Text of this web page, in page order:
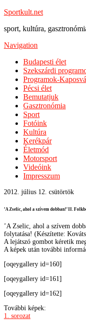
Sportkult.net
sport, kultúra,
Navigation
Budapesti élet
Szekszárdi
Programok-
Pécsi élet
Bemutatjuk
Gasztronómia
Sport
Fotóink
Kultúra
Kerékpár
Életmód
Motorsport
Videóink
Impresszum
2012. július 12. csütörtök
’A Zselic, ahol a szívem dobban!’ II.
’A Zselic, ahol a szívem
folytatása! (Készítette:
A lejátszó gombot kéretik
A képek után további
[oqeygallery id=160]
[oqeygallery id=161]
[oqeygallery id=162]
További képek:
1. sorozat